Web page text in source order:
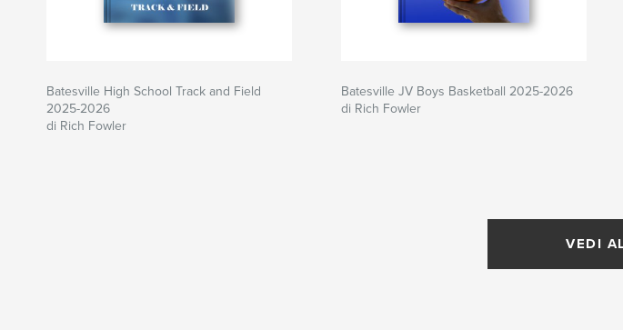
Batesville High School Track and Field
2025-2026
di Rich Fowler
Batesville JV Boys Basketball 2025-2026
di Rich Fowler
VEDI